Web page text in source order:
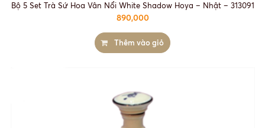
Bộ 5 Set Trà Sứ Hoa Vân Nổi White Shadow Hoya – Nhật – 313091
890,000
Thêm vào giỏ